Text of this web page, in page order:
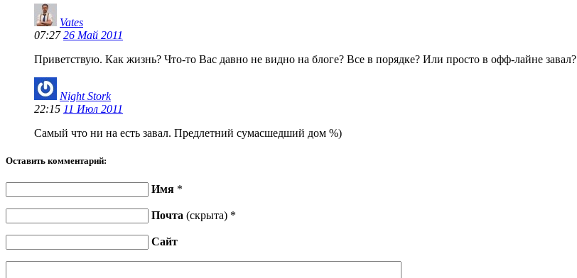
Vates
07:27 26 Май 2011
Приветствую. Как жизнь? Что-то Вас давно не видно на блоге? Все в порядке? Или просто в офф-лайне завал?
Night Stork
22:15 11 Июл 2011
Самый что ни на есть завал. Предлетний сумасшедший дом %)
Оставить комментарий:
Имя *
Почта (скрыта) *
Сайт